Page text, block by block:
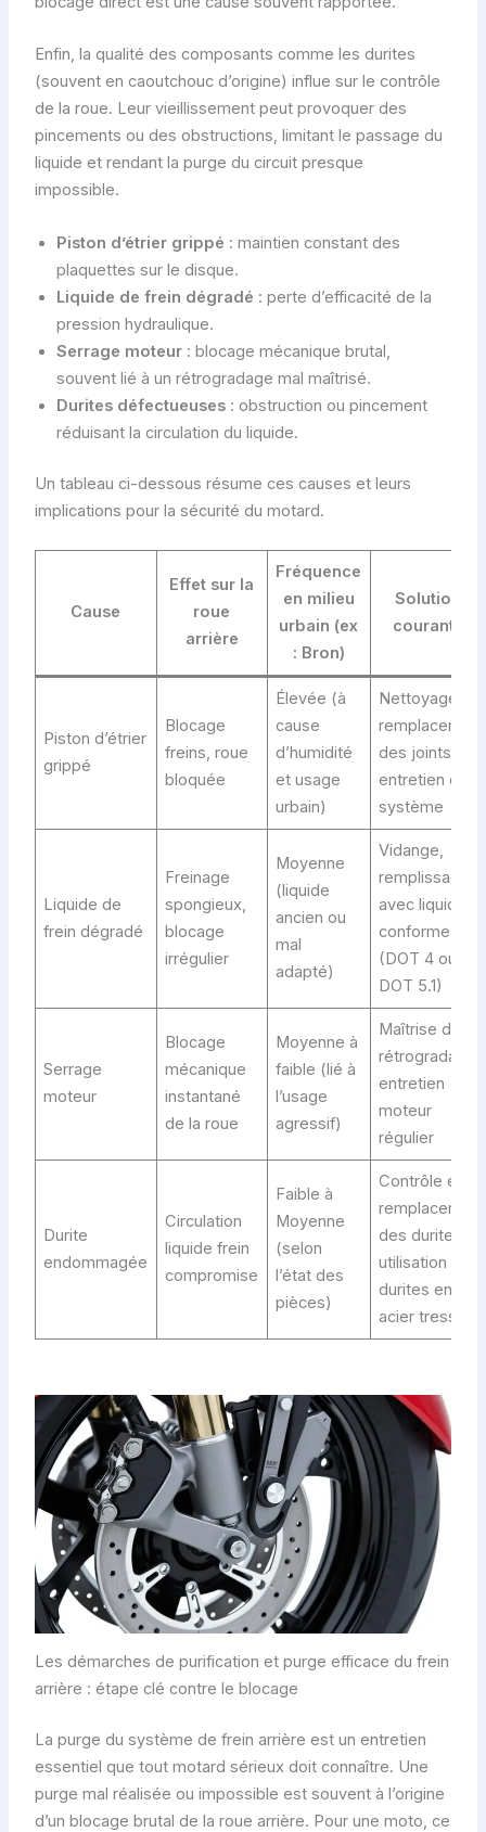
Enfin, la qualité des composants comme les durites
(souvent en caoutchouc d’origine) influe sur le contrôle
de la roue. Leur vieillissement peut provoquer des
pincements ou des obstructions, limitant le passage du
liquide et rendant la purge du circuit presque
impossible.
Piston d’étrier grippé : maintien constant des
plaquettes sur le disque.
Liquide de frein dégradé : perte d’efficacité de la
pression hydraulique.
Serrage moteur: blocage mécanique brutal,
souvent lié à un rétrogradage mal maîtrisé.
Durites défectueuses: obstruction ou pincement
réduisant la circulation du liquide.
Un tableau ci-dessous résume ces causes et leurs
implications pour la sécurité du motard.
Cause
Effet sur la
roue
arrière
Fréquence
en milieu
urbain (ex
: Bron)
Solutions
courantes
Piston d’étrier
grippé
Blocage
freins, roue
bloquée
Élevée (à
cause
d’humidité
et usage
urbain)
Nettoyage,
remplacement
des joints,
entretien du
système
Liquide de
frein dégradé
Freinage
spongieux,
blocage
irrégulier
Moyenne
(liquide
ancien ou
mal
adapté)
Vidange,
remplissage
avec liquide
conforme
(DOT 4 ou
DOT 5.1)
Serrage
moteur
Blocage
mécanique
instantané
de la roue
Moyenne à
faible (lié à
l’usage
agressif)
Maîtrise du
rétrogradage,
entretien
moteur
régulier
Durite
endommagée
Circulation
liquide frein
compromise
Faible à
Moyenne
(selon
l’état des
pièces)
Contrôle et
remplacement
des durites,
utilisation de
durites en
acier tressé
Les démarches de purification et purge efficace du frein
arrière : étape clé contre le blocage
La purge du système de frein arrière est un entretien
essentiel que tout motard sérieux doit connaître. Une
purge mal réalisée ou impossible est souvent à l’origine
d’un blocage brutal de la roue arrière. Pour une moto, ce